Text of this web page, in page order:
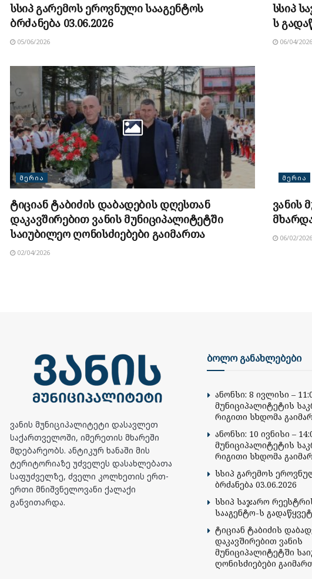
სსიპ გარემოს ეროვნული სააგენტოს
ბრძანება 03.06.2026
05/06/2026
სსიპ
ს
06/04/2026
ᲛᲔᲠᲘᲐ
ტიციან ტაბიძის დაბადების დღესთან
დაკავშირებით ვანის მუნიციპალიტეტში
საიუბილეო ღონისძიებები გაიმართა
02/04/2026
ᲛᲔᲠᲘᲐ
ვანის
06/02/2026
ვანის მუნიციპალიტეტი დასავლეთ
საქართველოში, იმერეთის მხარეში
მდებარეობს. ანტიკურ ხანაში მის
ტერიტორიაზე უძველეს დასახლებათა
საფუძველზე, ძველი კოლხეთის ერთ-
ერთი მნიშვნელოვანი ქალაქი
განვითარდა.
ბოლო განახლებები
ანონსი: 8 ივლისი –
მუნიციპალიტეტის
რიგითი სხდომა
ანონსი: 10 ივნისი –
მუნიციპალიტეტის
რიგითი სხდომა
სსიპ გარემოს
ბრძანება 03.06.2026
სსიპ საჯარო
სააგენტო-ს
ტიციან ტაბიძის
დაკავშირებით ვანის
მუნიციპალიტეტში
ღონისძიებები